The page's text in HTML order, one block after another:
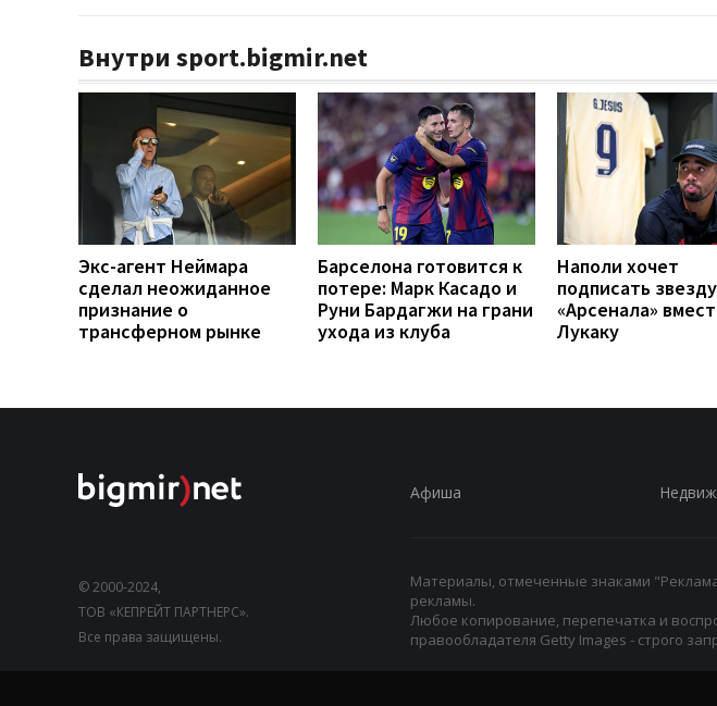
Внутри sport.bigmir.net
Экс-агент Неймара
сделал неожиданное
признание о
трансферном рынке
Барселона готовится к
потере: Марк Касадо и
Руни Бардагжи на грани
ухода из клуба
Наполи хочет
подписать звезду
«Арсенала»
Лукаку
© 2000-2024,
ТОВ «КЕПРЕЙТ ПАРТНЕРС».
Все права защищены.
Афиша
Материалы, отмеченные знаками
рекламы.
Любое копирование, перепечатка и
правообладателя Getty Images - строго